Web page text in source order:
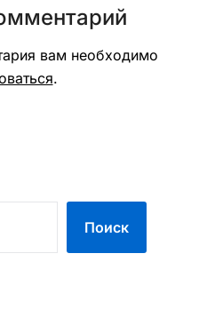
вам необходимо
.
Поиск